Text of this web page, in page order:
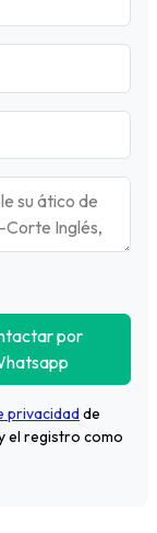
por
privacidadde
el registro como